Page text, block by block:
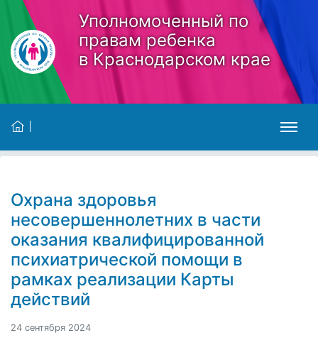
Skip to main content
Уполномоченный по
правам ребенка
в Краснодарском крае
Охрана здоровья
несовершеннолетних в части
оказания квалифицированной
психиатрической помощи в
рамках реализации Карты
действий
24 сентября 2024